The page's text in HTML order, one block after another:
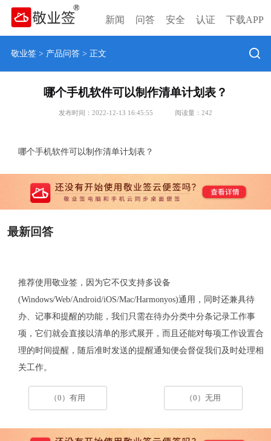
新闻 问答 安全 认证 下载APP
敬业签> 产品问答> 正文
哪个手机软件可以制作清单计划表？
发布时间：2022-12-13 16:45:55 阅读量： 242
哪个手机软件可以制作清单计划表？
最新回答
推荐使用敬业签，因为它不仅支持多设备
(Windows/Web/Android/iOS/Mac/Harmonyos)通用，同时还兼具待
办、记事和提醒的功能，我们只需在待办分类中分条记录工作事
项，它们就会直接以清单的形式展开，而且还能对每项工作设置合
理的时间提醒，随后准时发送的提醒通知便会督促我们及时处理相
关工作。
（0）有用 （0）无用